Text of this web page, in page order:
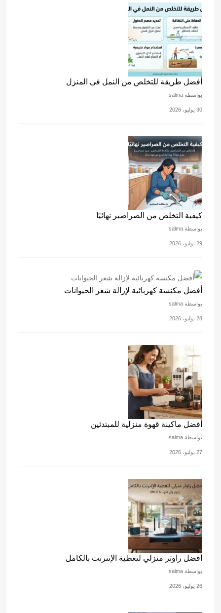
أفضل طريقة للتخلص من النمل في المنزل
بواسطة salma
30 يوليو، 2026
كيفية التخلص من الصراصير نهائيًا
بواسطة salma
29 يوليو، 2026
أفضل مكنسة كهربائية لإزالة شعر الحيوانات
بواسطة salma
28 يوليو، 2026
أفضل ماكينة قهوة منزلية للمبتدئين
بواسطة salma
27 يوليو، 2026
أفضل راوتر منزلي لتغطية الإنترنت بالكامل
بواسطة salma
26 يوليو، 2026